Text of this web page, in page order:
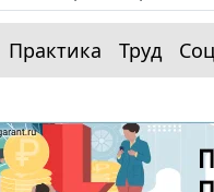
Практика Труд